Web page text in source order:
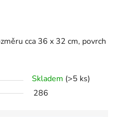
cca 36 x 32 cm, povrch
Skladem (>5 ks)
286